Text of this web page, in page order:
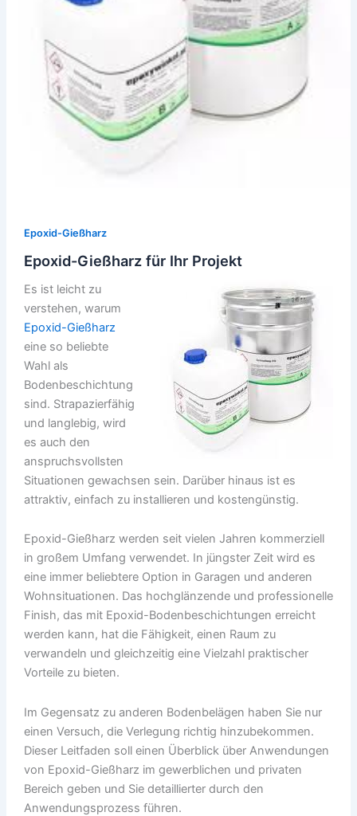
Epoxid-Gießharz
Epoxid-Gießharz für Ihr Projekt
Es ist leicht zu
verstehen, warum
Epoxid-Gießharz
eine so beliebte
Wahl als
Bodenbeschichtung
sind. Strapazierfähig
und langlebig, wird
es auch den
anspruchsvollsten
Situationen gewachsen sein. Darüber hinaus ist es
attraktiv, einfach zu installieren und kostengünstig.
Epoxid-Gießharz werden seit vielen Jahren kommerziell
in großem Umfang verwendet. In jüngster Zeit wird es
eine immer beliebtere Option in Garagen und anderen
Wohnsituationen. Das hochglänzende und professionelle
Finish, das mit Epoxid-Bodenbeschichtungen erreicht
werden kann, hat die Fähigkeit, einen Raum zu
verwandeln und gleichzeitig eine Vielzahl praktischer
Vorteile zu bieten.
Im Gegensatz zu anderen Bodenbelägen haben Sie nur
einen Versuch, die Verlegung richtig hinzubekommen.
Dieser Leitfaden soll einen Überblick über Anwendungen
von Epoxid-Gießharz im gewerblichen und privaten
Bereich geben und Sie detaillierter durch den
Anwendungsprozess führen.